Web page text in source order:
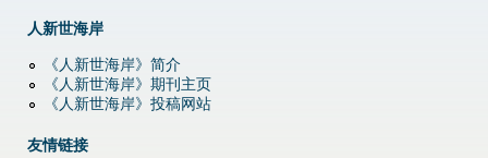
人新世海岸
《人新世海岸》简介
《人新世海岸》期刊主页
《人新世海岸》投稿网站
友情链接